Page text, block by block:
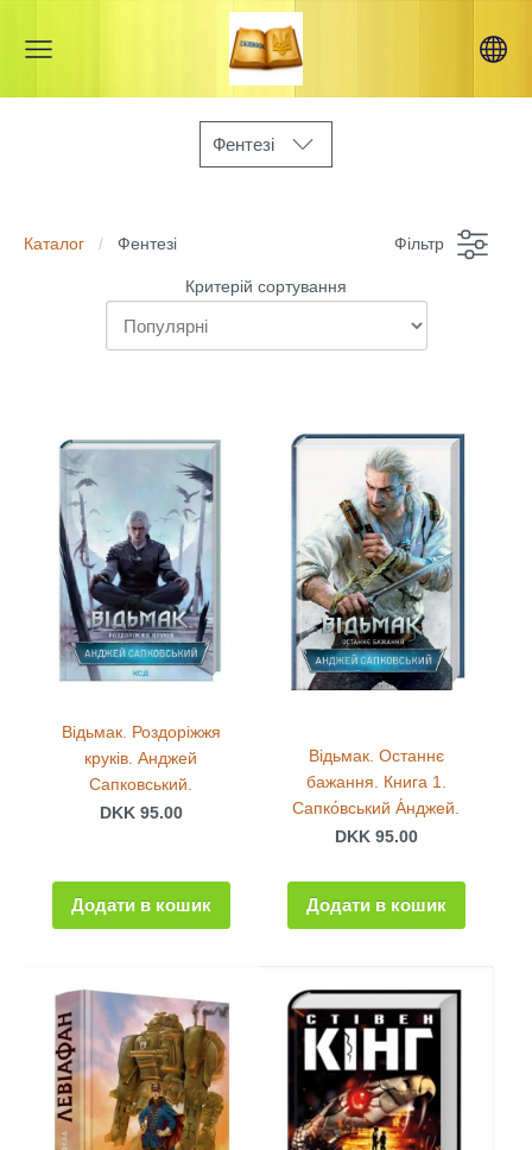
Фентезі
Каталог Фентезі Фільтр
Критерій сортування
Відьмак. Роздоріжжя
круків. Анджей
Сапковський.
DKK 95.00
Додати в кошик
Відьмак. Останнє
бажання. Книга 1.
Сапко́вський А́нджей.
DKK 95.00
Додати в кошик